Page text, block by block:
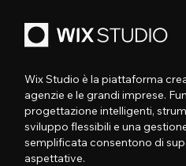
Wix Studio è la piattaforma
agenzie e le grandi imprese.
progettazione intelligenti,
sviluppo flessibili e una
semplificata consentono di
aspettative.